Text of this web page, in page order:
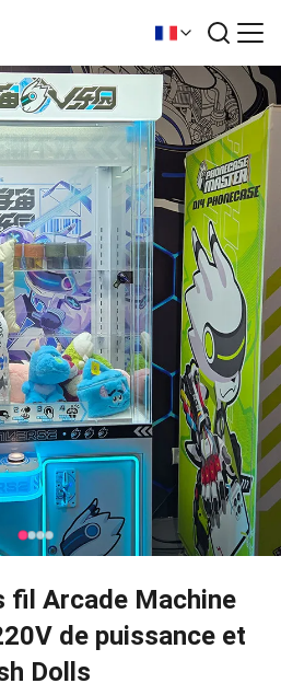
fil Arcade Machine
de puissance et
Dolls